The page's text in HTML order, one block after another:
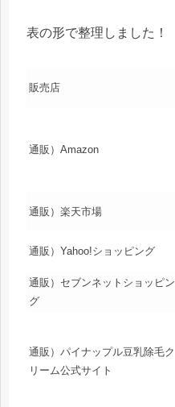
表の形で整理しました！
販売店
通販）Amazon
通販）楽天市場
通販）Yahoo!ショッピング
通販）セブンネットショッピン
グ
通販）パイナップル豆乳除毛ク
リーム公式サイト